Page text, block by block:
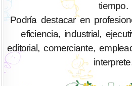
tiempo.
Podría destacar en
eficiencia, industrial,
editorial, comerciante,